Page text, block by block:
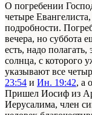
О погребении
четыре
подробности.
вечера, но суббота
есть, надо полагать,
солнца, с которого
указывают все
23:54 и Ин. 19:42, а
Пришел Иосиф из
Иерусалима, член